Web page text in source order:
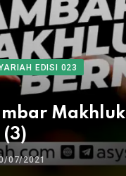
EDISI 023
Makhluk
07/2021